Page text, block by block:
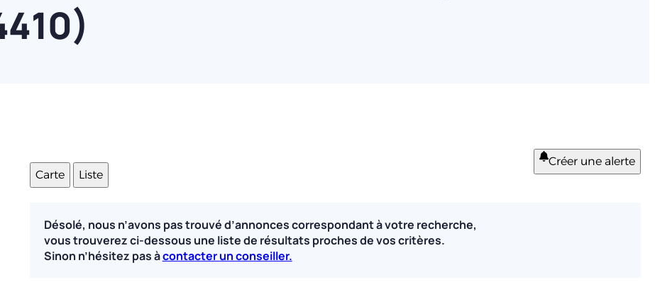
Carte Liste
Créer une alerte
Désolé, nous n’avons pas trouvé d’annonces correspondant à votre recherche,
vous trouverez ci-dessous une liste de résultats proches de vos critères.
Sinon n’hésitez pas àcontacter un conseiller.